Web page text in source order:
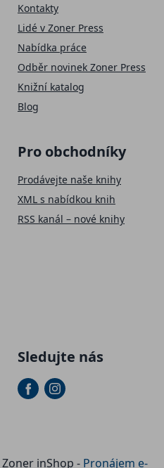
Kontakty
Lidé v Zoner Press
Nabídka práce
Odběr novinek Zoner Press
Knižní katalog
Blog
Pro obchodníky
Prodávejte naše knihy
XML s nabídkou knih
RSS kanál – nové knihy
Sledujte nás
inShop - Pronájem e-